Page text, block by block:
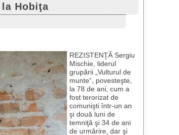
Hobiţa
REZISTENŢĂ Sergiu
Mischie, liderul
grupării „Vulturul de
munte“, povesteşte,
la 78 de ani, cum a
fost terorizat de
comunişti într-un an
şi două luni de
temniţă şi 34 de ani
de urmărire, dar şi